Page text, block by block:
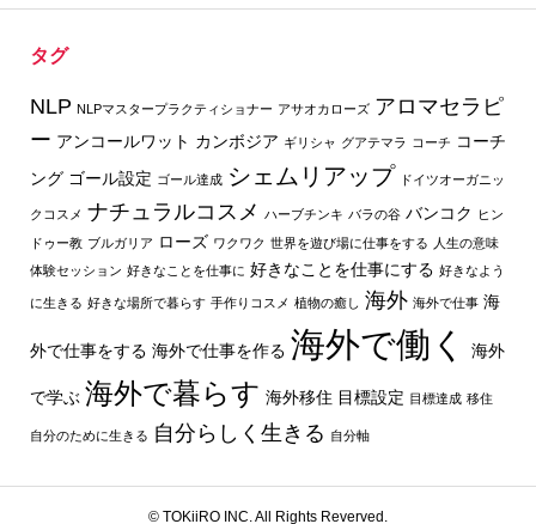
タグ
NLP NLPマスタープラクティショナー アサオカローズ アロマセラピ
ー アンコールワット カンボジア ギリシャ グアテマラ コーチ コーチ
ング ゴール設定 ゴール達成 シェムリアップ ドイツオーガニッ
クコスメ ナチュラルコスメ ハーブチンキ バラの谷 バンコク
ヒン
ドゥー教 ブルガリア ローズ ワクワク 世界を遊び場に仕事をする
人生の意味
体験セッション 好きなことを仕事に 好きなことを仕事にする 好きなよう
に生きる 好きな場所で暮らす 手作りコスメ 植物の癒し 海外 海外で仕事 海
外で仕事をする 海外で仕事を作る 海外で働く 海外
で学ぶ 海外で暮らす 海外移住 目標設定 目標達成 移住
自分のために生きる 自分らしく生きる 自分軸
© TOKiiRO INC. All Rights Reverved.